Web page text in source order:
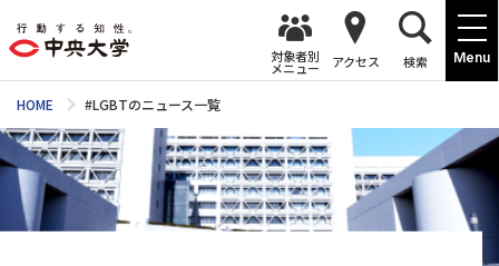
Menu
対象者別
メニュー アクセス 検索
HOME #LGBTのニュース一覧